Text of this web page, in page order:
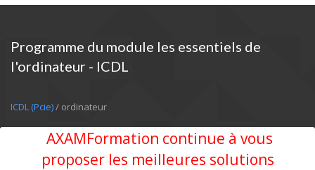
Programme du module les essentiels de
l'ordinateur - ICDL
ICDL (Pcie)/ ordinateur
AXAMFormation continue à vous
proposer les meilleures solutions